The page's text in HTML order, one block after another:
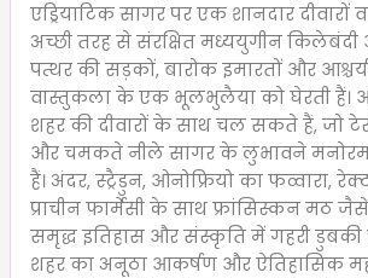
एड्रियाटिक सागर पर एक शानदार दीवारों
अच्छी तरह से संरक्षित मध्ययुगीन
पत्थर की सड़कों, बारोक इमारतों और
वास्तुकला के एक भूलभुलैया को घेरती हैं।
शहर की दीवारों के साथ चल सकते हैं, जो
और चमकते नीले सागर के लुभावने मनोरम
हैं। अंदर, स्ट्रैडुन, ओनोफ्रियो का फव्वारा,
प्राचीन फार्मेसी के साथ फ्रांसिस्कन मठ
समृद्ध इतिहास और संस्कृति में गहरी डुबकी
शहर का अनूठा आकर्षण और ऐतिहासिक